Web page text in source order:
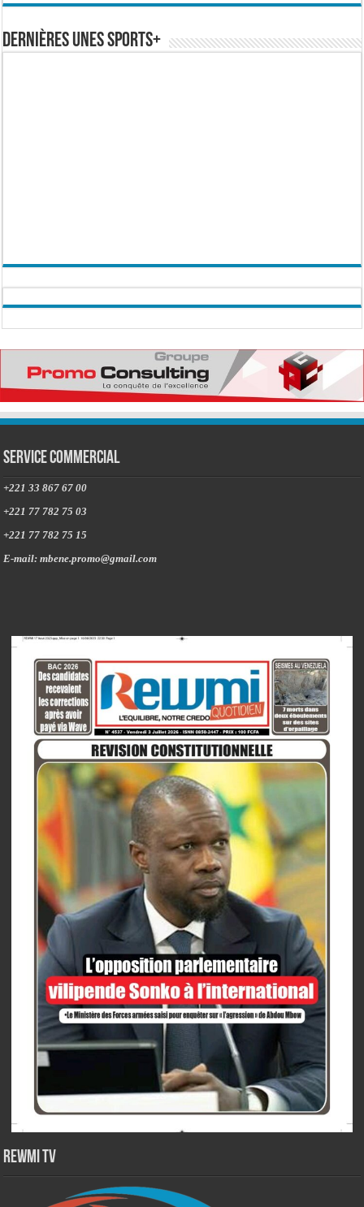
Dernières Unes Sports+
Service commercial
+221 33 867 67 00
+221 77 782 75 03
+221 77 782 75 15
E-mail: mbene.promo@gmail.com
Rewmi TV